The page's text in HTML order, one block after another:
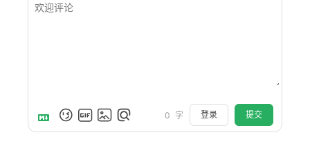
0 字 登录 提交